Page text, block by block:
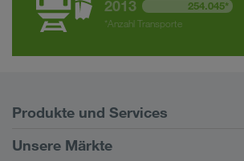
2013
254.045*
*Anzahl Transporte
Produkte und Services
Straßentransporte
Unsere Märkte